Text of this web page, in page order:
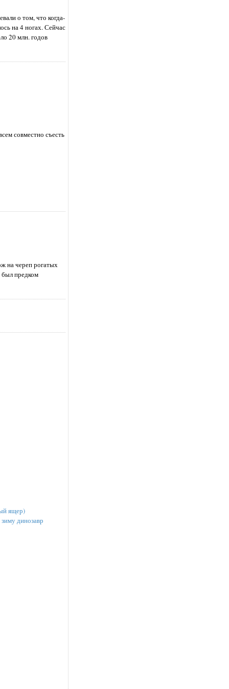
о том, что когда-
на 4 ногах. Сейчас
20 млн. годов
совместно съесть
на череп рогатых
был предком
ящер)
динозавр